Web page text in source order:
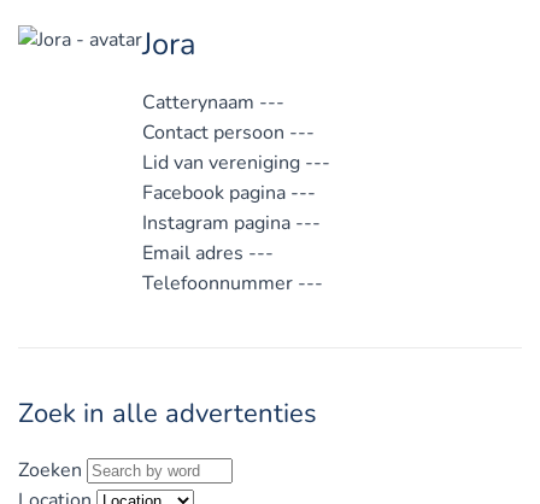
Jora
Catterynaam ---
Contact persoon ---
Lid van vereniging ---
Facebook pagina ---
Instagram pagina ---
Email adres ---
Telefoonnummer ---
Zoek in alle advertenties
Zoeken